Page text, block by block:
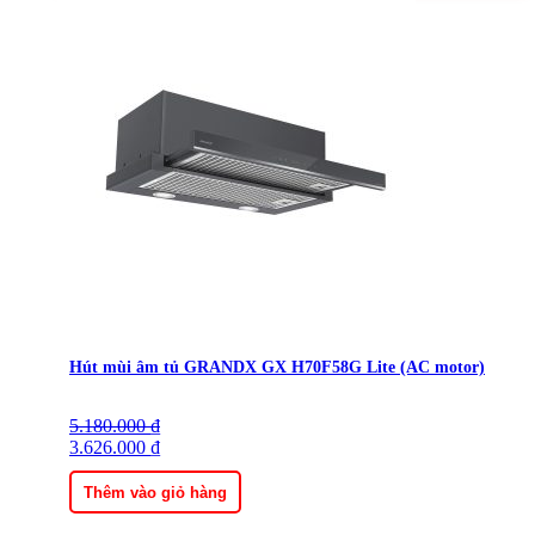
Hút mùi âm tủ GRANDX GX H70F58G Lite (AC motor)
5.180.000₫
Giá
gốc
là:
5.180.000 ₫.
3.626.000 ₫
Giá
hiện
tại
là:
3.626.000 ₫.
Thêm vào giỏ hàng